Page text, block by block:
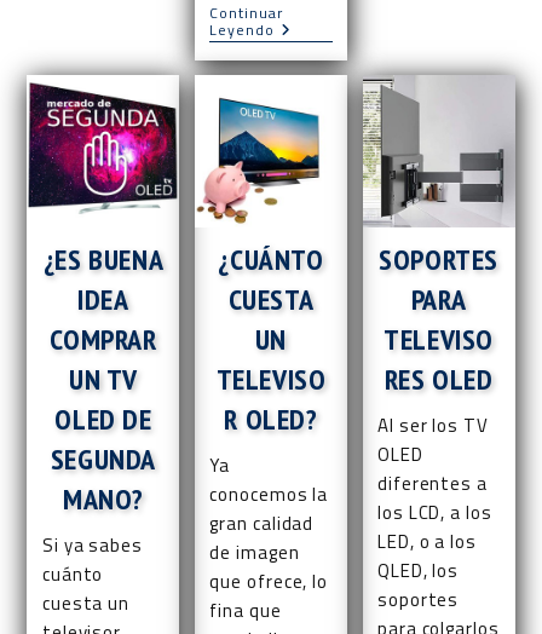
Continuar
Leyendo ¿Es
Recomendable
Tener
Seguro
Para
Una
TV
OLED?
¿ES BUENA
IDEA
COMPRAR
UN TV
OLED DE
SEGUNDA
MANO?
Si ya sabes
cuánto
cuesta un
¿CUÁNTO
CUESTA
UN
TELEVISO
R OLED?
Ya
conocemos la
gran calidad
de imagen
que ofrece, lo
fina que
SOPORTES
PARA
TELEVISO
RES OLED
Al ser los TV
OLED
diferentes a
los LCD, a los
LED, o a los
QLED, los
soportes